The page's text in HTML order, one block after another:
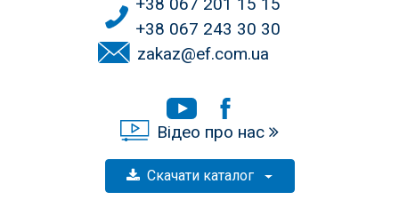
+38 067 243 30 30
zakaz@ef.com.ua
Відео про нас
Скачати каталог